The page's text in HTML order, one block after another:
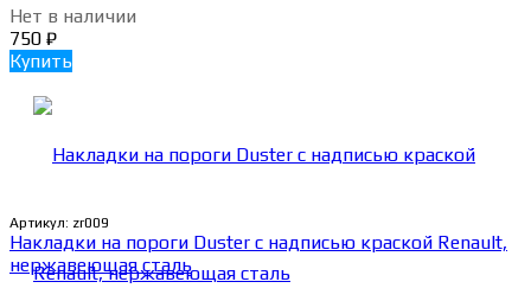
Нет в наличии
750 ₽
Купить
Артикул: zr009
Накладки на пороги Duster с надписью краской Renault,
нержавеющая сталь